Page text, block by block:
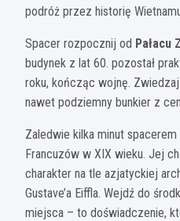
podróż przez historię
Spacer rozpocznij od Pałacu
budynek z lat 60. pozostał
roku, kończąc wojnę.
nawet podziemny bunkier z
Zaledwie kilka minut
Francuzów w XIX wieku. Jej
charakter na tle azjatyckiej
Gustave’a Eiffla. Wejdź do
miejsca – to doświadczenie,